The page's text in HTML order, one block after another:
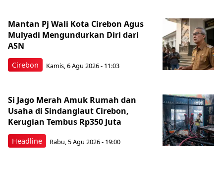
Cirebon
Mantan Pj Wali Kota Cirebon Agus
Mulyadi Mengundurkan Diri dari
ASN
Kamis, 6 Agu 2026 - 11:03
Headline
Si Jago Merah Amuk Rumah dan
Usaha di Sindanglaut Cirebon,
Kerugian Tembus Rp350 Juta
Rabu, 5 Agu 2026 - 19:00